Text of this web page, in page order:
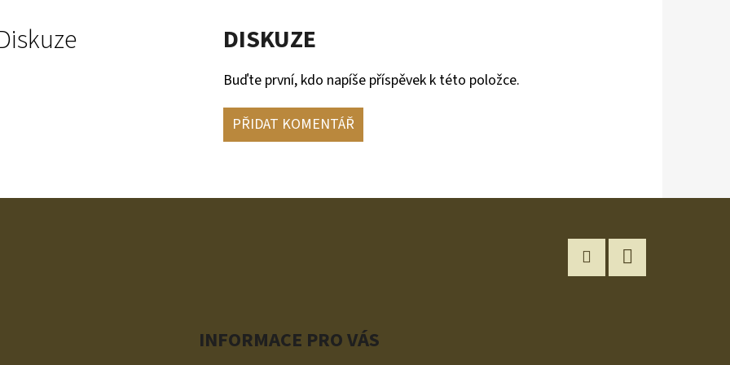
DISKUZE
Buďte první, kdo napíše příspěvek k této položce.
PŘIDAT KOMENTÁŘ
INFORMACE PRO VÁS